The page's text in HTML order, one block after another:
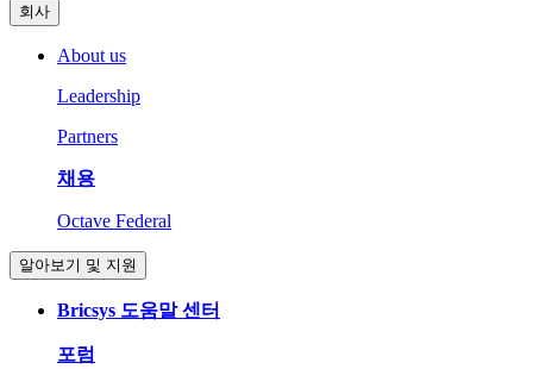
회사
About us
Leadership
Partners
채용
Octave Federal
알아보기 및 지원
Bricsys 도움말 센터
포럼